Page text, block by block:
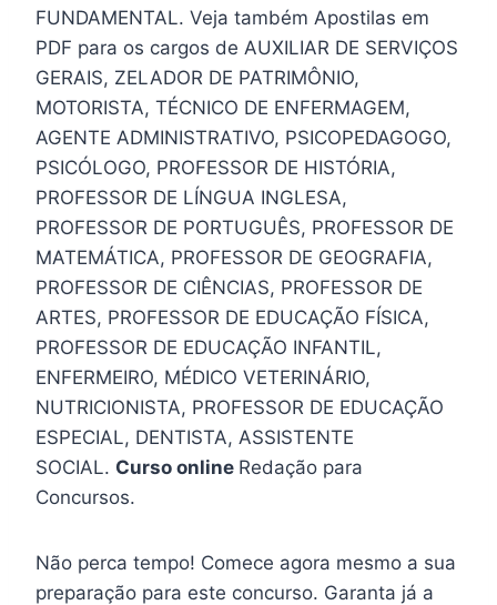
FUNDAMENTAL. Veja também Apostilas em
PDF para os cargos de AUXILIAR DE SERVIÇOS
GERAIS, ZELADOR DE PATRIMÔNIO,
MOTORISTA, TÉCNICO DE ENFERMAGEM,
AGENTE ADMINISTRATIVO, PSICOPEDAGOGO,
PSICÓLOGO, PROFESSOR DE HISTÓRIA,
PROFESSOR DE LÍNGUA INGLESA,
PROFESSOR DE PORTUGUÊS, PROFESSOR DE
MATEMÁTICA, PROFESSOR DE GEOGRAFIA,
PROFESSOR DE CIÊNCIAS, PROFESSOR DE
ARTES, PROFESSOR DE EDUCAÇÃO FÍSICA,
PROFESSOR DE EDUCAÇÃO INFANTIL,
ENFERMEIRO, MÉDICO VETERINÁRIO,
NUTRICIONISTA, PROFESSOR DE EDUCAÇÃO
ESPECIAL, DENTISTA, ASSISTENTE
SOCIAL. Curso online Redação para
Concursos.
Não perca tempo! Comece agora mesmo a sua
preparação para este concurso. Garanta já a